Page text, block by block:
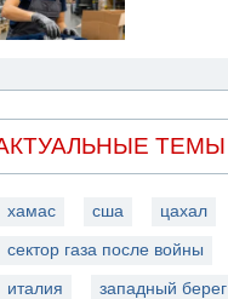
ТЕМЫ
хамас сша цахал
сектор газа после войны
италия западный берег